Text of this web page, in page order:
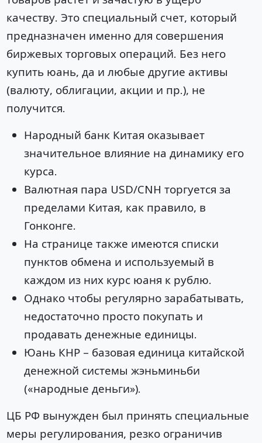
качеству. Это специальный счет, который
предназначен именно для совершения
биржевых торговых операций. Без него
купить юань, да и любые другие активы
(валюту, облигации, акции и пр.), не
получится.
Народный банк Китая оказывает
значительное влияние на динамику его
курса.
Валютная пара USD/CNH торгуется за
пределами Китая, как правило, в
Гонконге.
На странице также имеются списки
пунктов обмена и используемый в
каждом из них курс юаня к рублю.
Однако чтобы регулярно зарабатывать,
недостаточно просто покупать и
продавать денежные единицы.
Юань КНР – базовая единица китайской
денежной системы жэньминьби
(«народные деньги»).
ЦБ РФ вынужден был принять специальные
меры регулирования, резко ограничив